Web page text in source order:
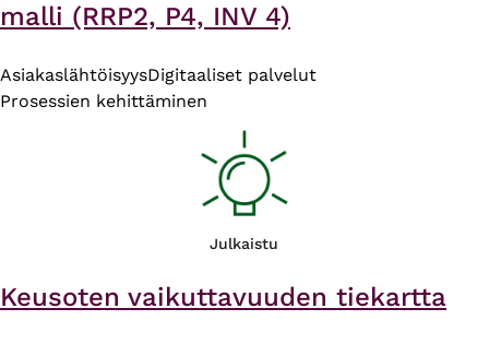
malli (RRP2, P4, INV 4)
AsiakaslähtöisyysDigitaaliset palvelut
Prosessien kehittäminen
Julkaistu
Keusoten vaikuttavuuden tiekartta